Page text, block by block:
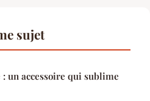
sujet
un accessoire qui sublime